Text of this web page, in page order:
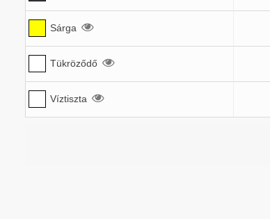
Sárga
Tükröződő
Víztiszta